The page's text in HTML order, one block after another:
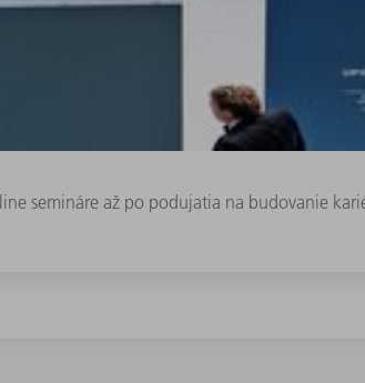
semináre až po podujatia na budovanie